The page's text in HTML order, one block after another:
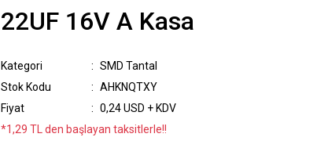
22UF 16V A Kasa
Kategori
SMD Tantal
Stok Kodu
AHKNQTXY
Fiyat
0,24 USD + KDV
*1,29 TL den başlayan taksitlerle!!